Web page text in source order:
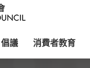
倡議 消費者教育